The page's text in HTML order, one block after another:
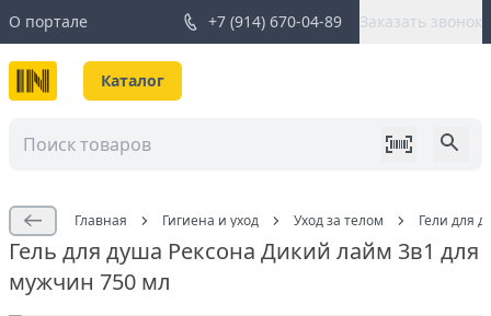
О портале +7 (914) 670-04-89 Заказать звонок
Каталог
Главная Гигиена и уход Уход за телом Гели для
Гель для душа Рексона Дикий лайм 3в1 для
мужчин 750 мл